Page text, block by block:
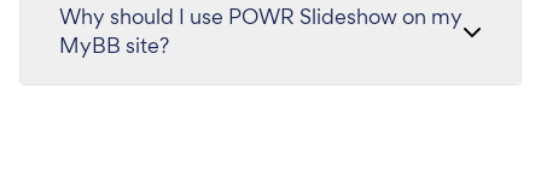
Why should I use POWR Slideshow on my
MyBB site?